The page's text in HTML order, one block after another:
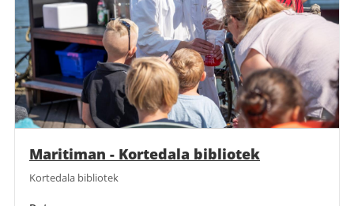
Maritiman - Kortedala bibliotek
Kortedala bibliotek